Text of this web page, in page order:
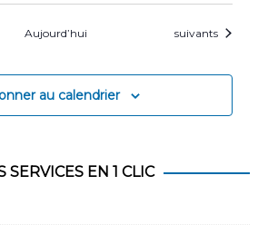
Aujourd’hui Évènements
suivants
au calendrier
SERVICES EN 1 CLIC